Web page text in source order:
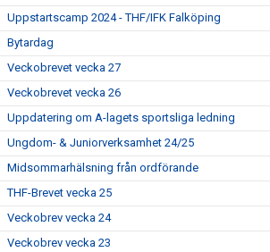
Uppstartscamp 2024 - THF/IFK Falköping
Bytardag
Veckobrevet vecka 27
Veckobrevet vecka 26
Uppdatering om A-lagets sportsliga ledning
Ungdom- & Juniorverksamhet 24/25
Midsommarhälsning från ordförande
THF-Brevet vecka 25
Veckobrev vecka 24
Veckobrev vecka 23